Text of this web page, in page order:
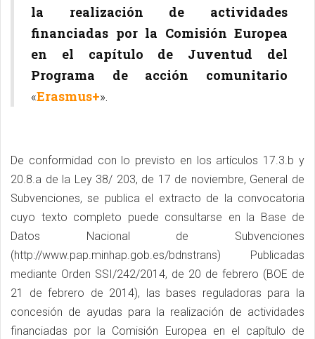
la realización de actividades
financiadas por la Comisión Europea
en el capítulo de Juventud del
Programa de acción comunitario
«Erasmus+».
De conformidad con lo previsto en los artículos 17.3.b y
20.8.a de la Ley 38/ 203, de 17 de noviembre, General de
Subvenciones, se publica el extracto de la convocatoria
cuyo texto completo puede consultarse en la Base de
Datos Nacional de Subvenciones
(http://www.pap.minhap.gob.es/bdnstrans) Publicadas
mediante Orden SSI/242/2014, de 20 de febrero (BOE de
21 de febrero de 2014), las bases reguladoras para la
concesión de ayudas para la realización de actividades
financiadas por la Comisión Europea en el capítulo de